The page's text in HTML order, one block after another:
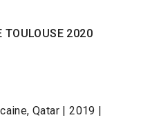
TOULOUSE 2020
Qatar | 2019 |